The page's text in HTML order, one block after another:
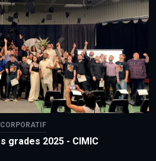
CORPORATIF
grades 2025 - CIMIC